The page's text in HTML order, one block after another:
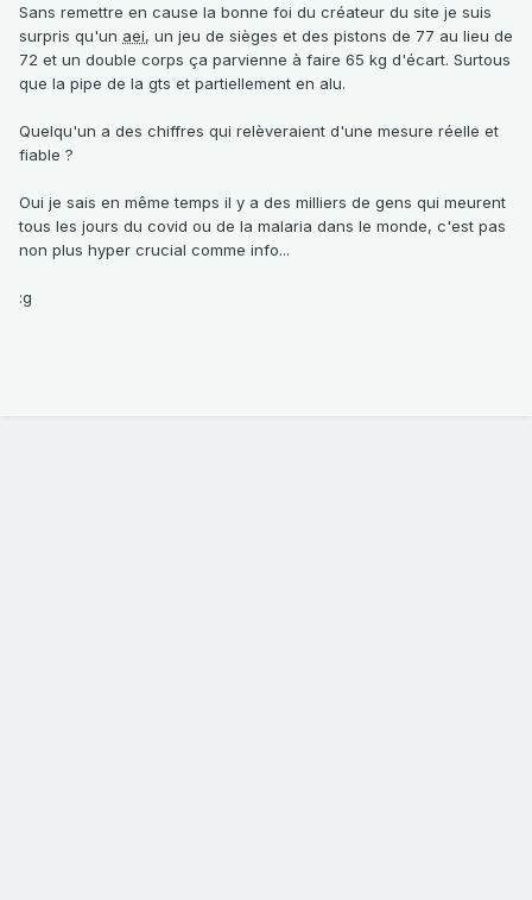
Sans remettre en cause la bonne foi du créateur du site je suis
surpris qu'un aei, un jeu de sièges et des pistons de 77 au lieu de
72 et un double corps ça parvienne à faire 65 kg d'écart. Surtous
que la pipe de la gts et partiellement en alu.
Quelqu'un a des chiffres qui relèveraient d'une mesure réelle et
fiable ?
Oui je sais en même temps il y a des milliers de gens qui meurent
tous les jours du covid ou de la malaria dans le monde, c'est pas
non plus hyper crucial comme info...
:g